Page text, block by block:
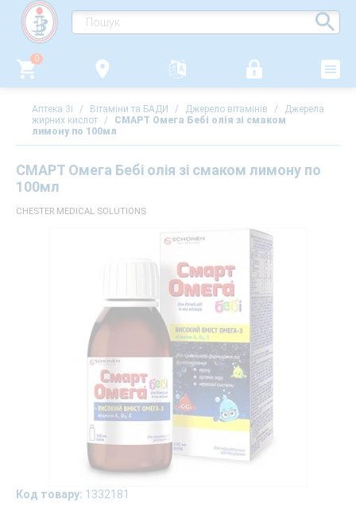
0
Аптека 3i / Вітаміни та БАДИ / Джерело вітамінів /
Джерела
жирних кислот /
СМАРТ Омега Бебі олія зі смаком
лимону по 100мл
СМАРТ Омега Бебі олія зі смаком лимону по
100мл
CHESTER MEDICAL SOLUTIONS
Код товару: 1332181